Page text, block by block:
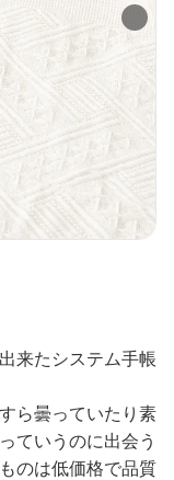
来たシステム手帳
ら曇っていたり素
ていうのに出会う
のは低価格で品質